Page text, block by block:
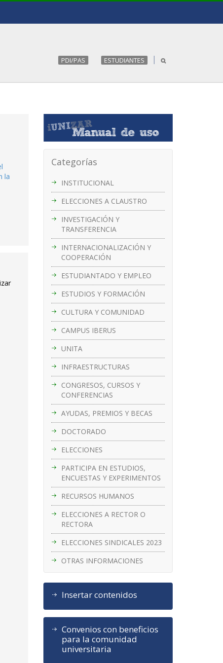
PDI/PAS ESTUDIANTES
Categorías
INSTITUCIONAL
ELECCIONES A CLAUSTRO
INVESTIGACIÓN Y
TRANSFERENCIA
INTERNACIONALIZACIÓN Y
COOPERACIÓN
ESTUDIANTADO Y EMPLEO
ESTUDIOS Y FORMACIÓN
CULTURA Y COMUNIDAD
CAMPUS IBERUS
UNITA
INFRAESTRUCTURAS
CONGRESOS, CURSOS Y
CONFERENCIAS
AYUDAS, PREMIOS Y BECAS
DOCTORADO
ELECCIONES
PARTICIPA EN ESTUDIOS,
ENCUESTAS Y EXPERIMENTOS
RECURSOS HUMANOS
ELECCIONES A RECTOR O
RECTORA
ELECCIONES SINDICALES 2023
OTRAS INFORMACIONES
Insertar contenidos
Convenios con beneficios
para la comunidad
universitaria
la